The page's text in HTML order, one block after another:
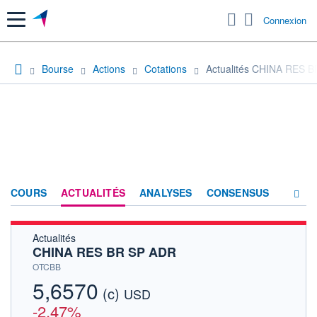
Menu Connexion
Bourse Actions Cotations Actualités CHINA RES
COURS ACTUALITÉS ANALYSES CONSENSUS
Actualités
CHINA RES BR SP ADR
OTCBB
5,6570 (c) USD
-2,47%